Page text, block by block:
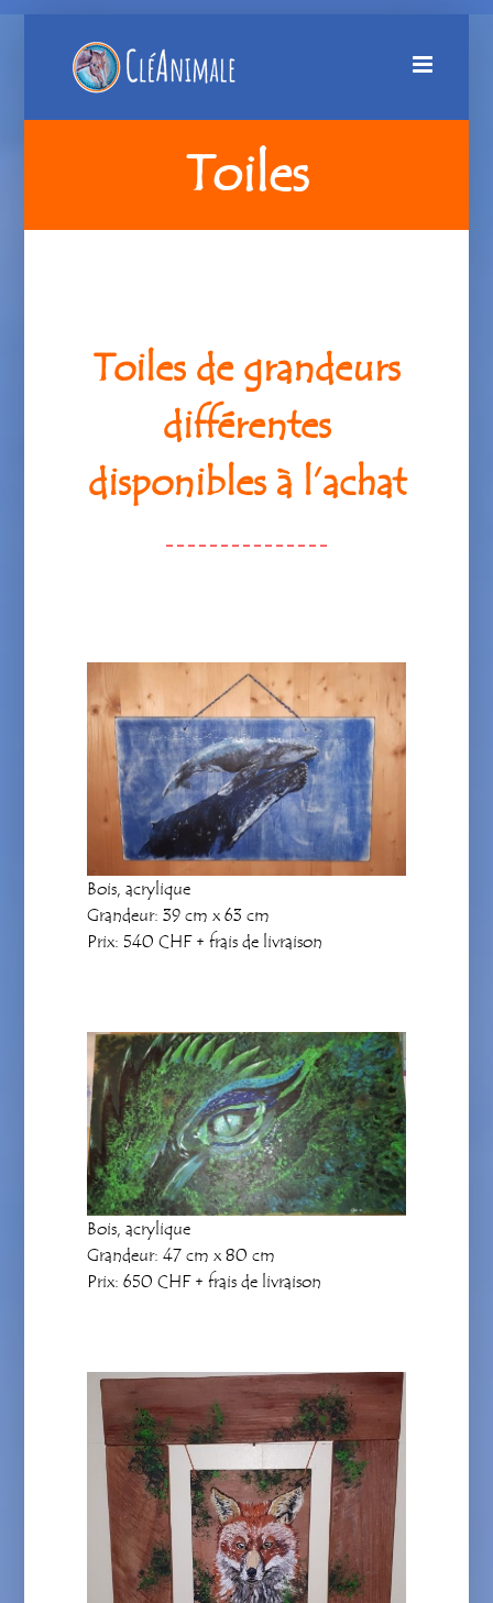
Toiles
Toiles de grandeurs
différentes
disponibles à l’achat
Bois, acrylique
Grandeur: 39 cm x 63 cm
Prix: 540 CHF + frais de livraison
Bois, acrylique
Grandeur: 47 cm x 80 cm
Prix: 650 CHF + frais de livraison